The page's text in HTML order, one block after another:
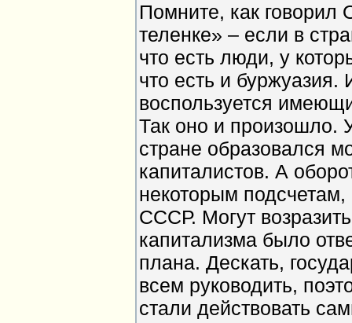
Помните, как говорил
теленке» – если в
что есть люди, у
что есть и
воспользуется
Так оно и произошло.
стране образовался
капиталистов. А
некоторым
СССР. Могут
капитализма было
плана. Дескать,
всем руководить,
стали действовать